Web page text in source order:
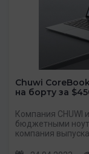
Chuwi
на борту за
Компания CHUWI
бюджетными
компания